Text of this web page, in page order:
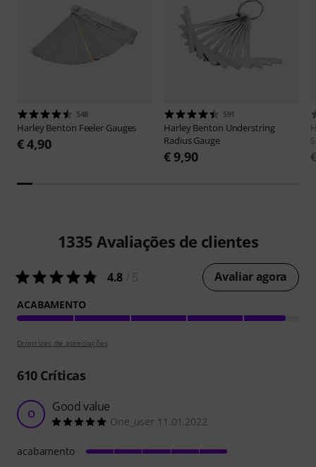
548
Harley Benton Feeler Gauges
€ 4,90
591
Harley Benton Understring
Radius Gauge
€ 9,90
1335 Avaliações de clientes
4.8 Avaliar agora
ACABAMENTO
Diretrizes de apreciações
610Críticas
O Good value
One_user 11.01.2022
acabamento